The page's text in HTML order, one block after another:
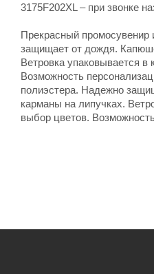
3175F202XL – при звонке
Прекрасный промосувенир
защищает от дождя.
Ветровка упаковывается
Возможность
полиэстера. Надежно
карманы на липучках.
выбор цветов.